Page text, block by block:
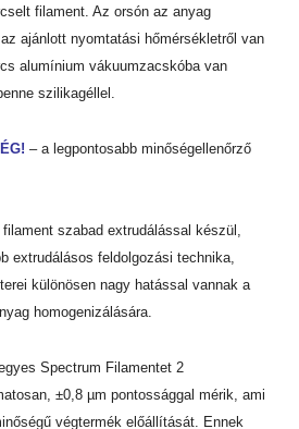
filament. Az orsón az anyag
ajánlott nyomtatási hőmérsékletről van
alumínium vákuumzacskóba van
szilikagéllel.
– a legpontosabb minőségellenőrző
szabad extrudálással készül,
extrudálásos feldolgozási technika,
különösen nagy hatással vannak a
homogenizálására.
Spectrum Filamentet 2
±0,8 µm pontossággal mérik, ami
végtermék előállítását. Ennek